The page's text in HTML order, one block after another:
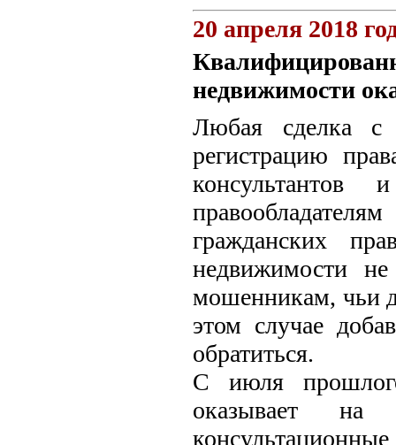
20 апреля 2018
недвижимости
Любая сделка с
регистрацию
гражданских
недвижимости не
мошенникам, чьи
этом случае
обратиться.
С июля
оказывает на